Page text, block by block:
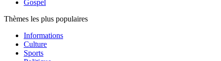
Gospel
Thèmes les plus populaires
Informations
Culture
Sports